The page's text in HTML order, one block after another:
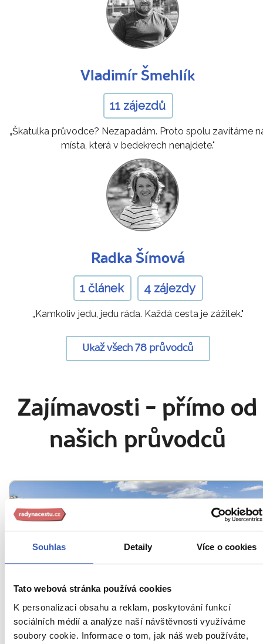
Souhlas Detaily Více o cookies
Tato webová stránka používá cookies
K personalizaci obsahu a reklam, poskytování funkcí
sociálních médií a analýze naší návštěvnosti využíváme
soubory cookie. Informace o tom, jak náš web používáte,
Vladimír Šmehlík
11 zájezdů
„Škatulka průvodce? Nezapadám. Proto spolu zavítáme
místa, která v bedekrech nenajdete."
Radka Šímová
1 článek 4 zájezdy
„Kamkoliv jedu, jedu ráda. Každá cesta je zážitek."
Ukaž všech 78 průvodců
Zajímavosti - přímo od
našich průvodců
Termální lázně Széchenyi: Jak, kam a proč
na wellness do pohádkové Budapešti?